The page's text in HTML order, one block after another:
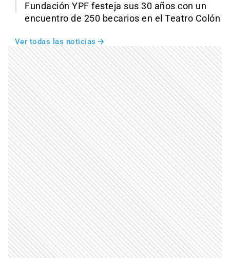
Fundación YPF festeja sus 30 años con un
encuentro de 250 becarios en el Teatro Colón
Ver todas las noticias